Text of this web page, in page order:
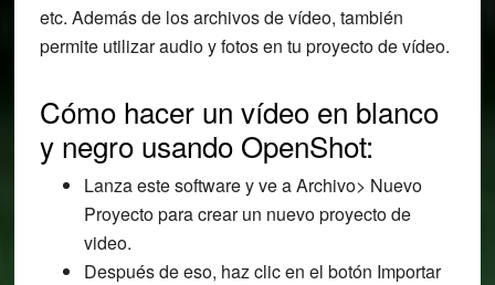
etc. Además de los archivos de vídeo, también
permite utilizar audio y fotos en tu proyecto de vídeo.
Cómo hacer un vídeo en blanco
y negro usando OpenShot:
Lanza este software y ve a Archivo> Nuevo
Proyecto para crear un nuevo proyecto de
video.
Después de eso, haz clic en el botón Importar